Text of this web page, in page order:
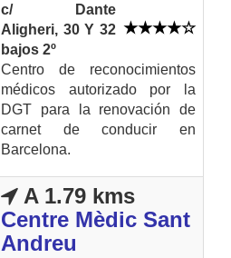
c/ Dante
Aligheri, 30 Y 32
bajos 2º
Centro de reconocimientos
médicos autorizado por la
DGT para la renovación de
carnet de conducir en
Barcelona.
A 1.79 kms
Centre Mèdic Sant
Andreu